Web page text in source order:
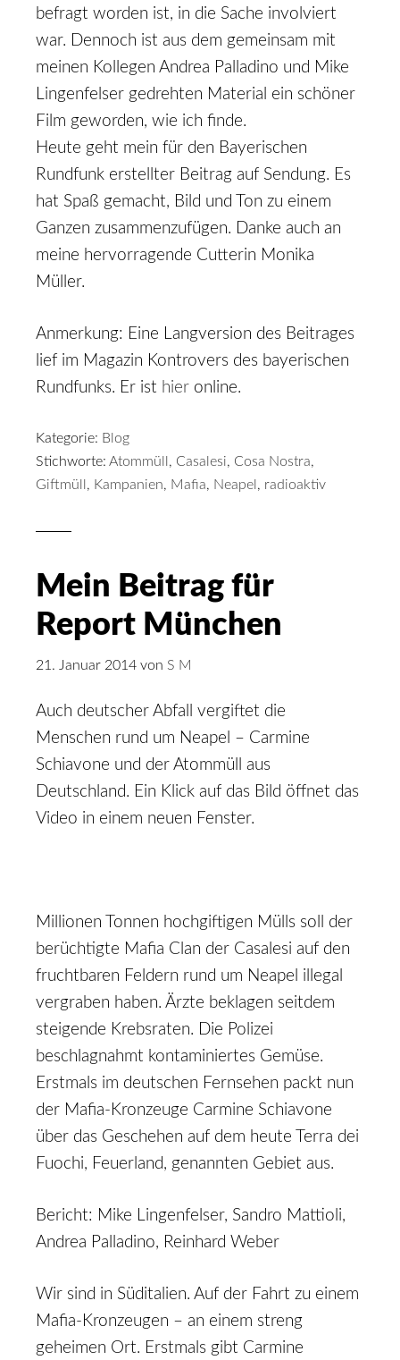
befragt worden ist, in die Sache involviert
war. Dennoch ist aus dem gemeinsam mit
meinen Kollegen Andrea Palladino und Mike
Lingenfelser gedrehten Material ein schöner
Film geworden, wie ich finde.
Heute geht mein für den Bayerischen
Rundfunk erstellter Beitrag auf Sendung. Es
hat Spaß gemacht, Bild und Ton zu einem
Ganzen zusammenzufügen. Danke auch an
meine hervorragende Cutterin Monika
Müller.
Anmerkung: Eine Langversion des Beitrages
lief im Magazin Kontrovers des bayerischen
Rundfunks. Er ist hier online.
Kategorie: Blog
Stichworte: Atommüll , Casalesi, Cosa Nostra,
Giftmüll , Kampanien, Mafia, Neapel , radioaktiv
Mein Beitrag für
Report München
21. Januar 2014 von S M
Auch deutscher Abfall vergiftet die
Menschen rund um Neapel – Carmine
Schiavone und der Atommüll aus
Deutschland. Ein Klick auf das Bild öffnet das
Video in einem neuen Fenster.
Millionen Tonnen hochgiftigen Mülls soll der
berüchtigte Mafia Clan der Casalesi auf den
fruchtbaren Feldern rund um Neapel illegal
vergraben haben. Ärzte beklagen seitdem
steigende Krebsraten. Die Polizei
beschlagnahmt kontaminiertes Gemüse.
Erstmals im deutschen Fernsehen packt nun
der Mafia-Kronzeuge Carmine Schiavone
über das Geschehen auf dem heute Terra dei
Fuochi, Feuerland, genannten Gebiet aus.
Bericht: Mike Lingenfelser, Sandro Mattioli,
Andrea Palladino, Reinhard Weber
Wir sind in Süditalien. Auf der Fahrt zu einem
Mafia-Kronzeugen – an einem streng
geheimen Ort. Erstmals gibt Carmine